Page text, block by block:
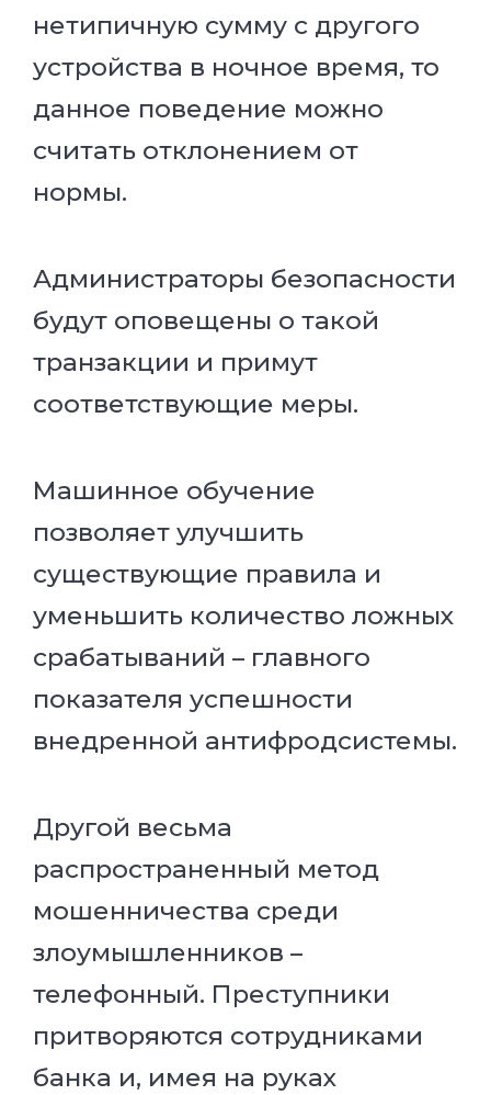
нетипичную сумму с другого
устройства в ночное время, то
данное поведение можно
считать отклонением от
нормы.
Администраторы безопасности
будут оповещены о такой
транзакции и примут
соответствующие меры.
Машинное обучение
позволяет улучшить
существующие правила и
уменьшить количество ложных
срабатываний – главного
показателя успешности
внедренной антифродсистемы.
Другой весьма
распространенный метод
мошенничества среди
злоумышленников –
телефонный. Преступники
притворяются сотрудниками
банка и, имея на руках